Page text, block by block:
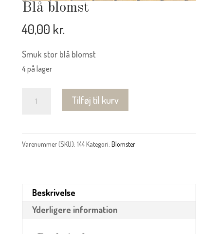
Blå blomst
40,00 kr.
Smuk stor blå blomst
4 på lager
Tilføj til kurv
Varenummer (SKU): 144Kategori: Blomster
Beskrivelse
Yderligere information